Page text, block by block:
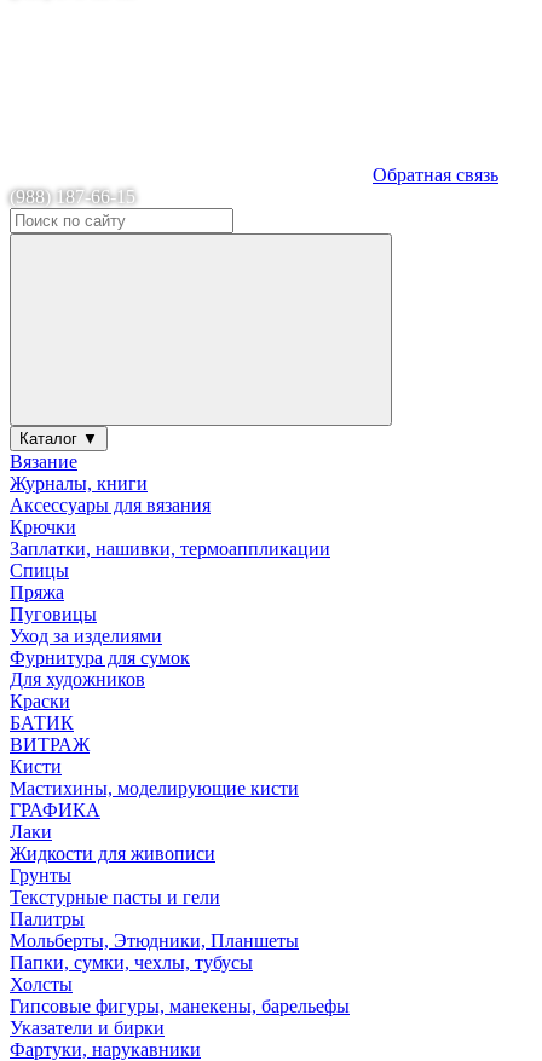
Обратная связь
(988) 187-66-15
Каталог ▼
Вязание
Журналы, книги
Аксессуары для вязания
Крючки
Заплатки, нашивки, термоаппликации
Спицы
Пряжа
Пуговицы
Уход за изделиями
Фурнитура для сумок
Для художников
Краски
БАТИК
ВИТРАЖ
Кисти
Мастихины, моделирующие кисти
ГРАФИКА
Лаки
Жидкости для живописи
Грунты
Текстурные пасты и гели
Палитры
Мольберты, Этюдники, Планшеты
Папки, сумки, чехлы, тубусы
Холсты
Гипсовые фигуры, манекены, барельефы
Указатели и бирки
Фартуки, нарукавники